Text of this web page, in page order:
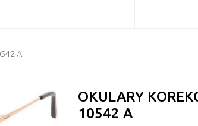
A
OKULARY
10542 A